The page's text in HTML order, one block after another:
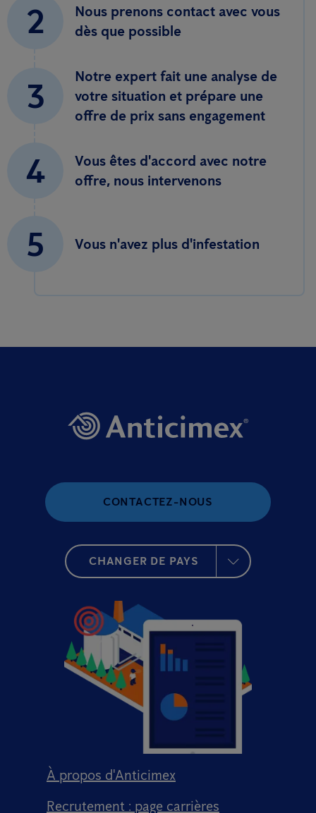
2
Nous prenons contact avec vous
dès que possible
3
Notre expert fait une analyse de
votre situation et prépare une
offre de prix sans engagement
4
Vous êtes d'accord avec notre
offre, nous intervenons
5 Vous n'avez plus d'infestation
CONTACTEZ-NOUS
CHANGER DE PAYS
À propos d'Anticimex
Recrutement : page carrières